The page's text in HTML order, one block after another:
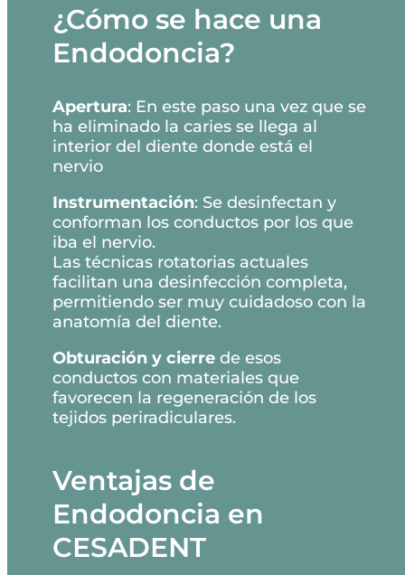
¿Cómo se hace una
Endodoncia?
Apertura: En este paso una vez que se
ha eliminado la caries se llega al
interior del diente donde está el
nervio
Instrumentación: Se desinfectan y
conforman los conductos por los que
iba el nervio.
Las técnicas rotatorias actuales
facilitan una desinfección completa,
permitiendo ser muy cuidadoso con la
anatomía del diente.
Obturación y cierre de esos
conductos con materiales que
favorecen la regeneración de los
tejidos periradiculares.
Ventajas de
Endodoncia en
CESADENT